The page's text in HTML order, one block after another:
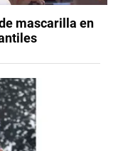
mascarilla en